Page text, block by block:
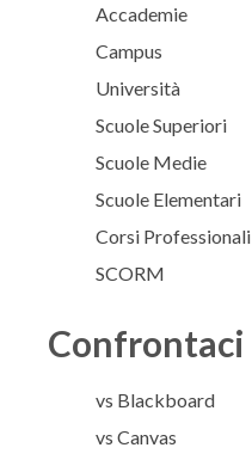
Accademie
Campus
Università
Scuole Superiori
Scuole Medie
Scuole Elementari
Corsi Professionali
SCORM
Confrontaci
vs Blackboard
vs Canvas